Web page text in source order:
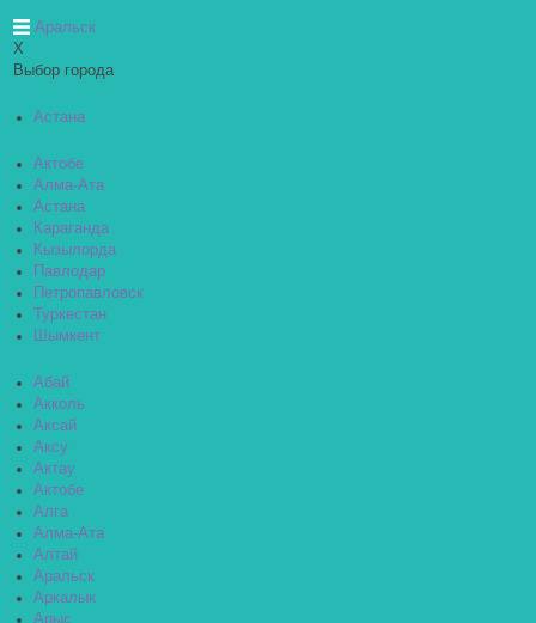
Аральск
X
Выбор города
Астана
Актобе
Алма-Ата
Астана
Караганда
Кызылорда
Павлодар
Петропавловск
Туркестан
Шымкент
Абай
Акколь
Аксай
Аксу
Актау
Актобе
Алга
Алма-Ата
Алтай
Аральск
Аркалык
Арыс